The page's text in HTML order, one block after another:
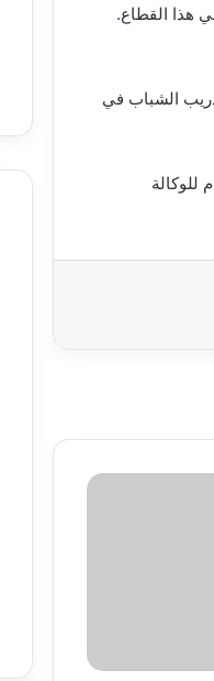
هذا القطاع.
الشباب في
للوكالة